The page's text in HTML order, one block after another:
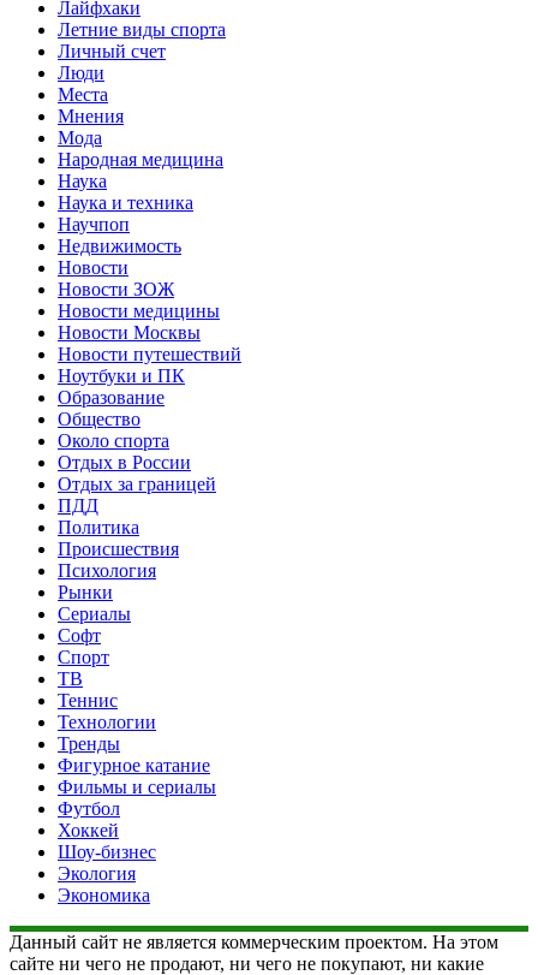
Лайфхаки
Летние виды спорта
Личный счет
Люди
Места
Мнения
Мода
Народная медицина
Наука
Наука и техника
Научпоп
Недвижимость
Новости
Новости ЗОЖ
Новости медицины
Новости Москвы
Новости путешествий
Ноутбуки и ПК
Образование
Общество
Около спорта
Отдых в России
Отдых за границей
ПДД
Политика
Происшествия
Психология
Рынки
Сериалы
Софт
Спорт
ТВ
Теннис
Технологии
Тренды
Фигурное катание
Фильмы и сериалы
Футбол
Хоккей
Шоу-бизнес
Экология
Экономика
Данный сайт не является коммерческим проектом. На этом
сайте ни чего не продают, ни чего не покупают, ни какие